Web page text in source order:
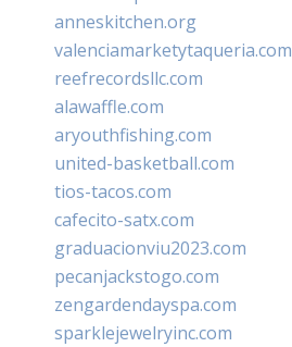
anneskitchen.org
valenciamarketytaqueria.com
reefrecordsllc.com
alawaffle.com
aryouthfishing.com
united-basketball.com
tios-tacos.com
cafecito-satx.com
graduacionviu2023.com
pecanjackstogo.com
zengardendayspa.com
sparklejewelryinc.com